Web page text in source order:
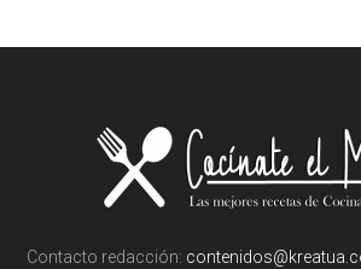
Footer
Contacto redacción: